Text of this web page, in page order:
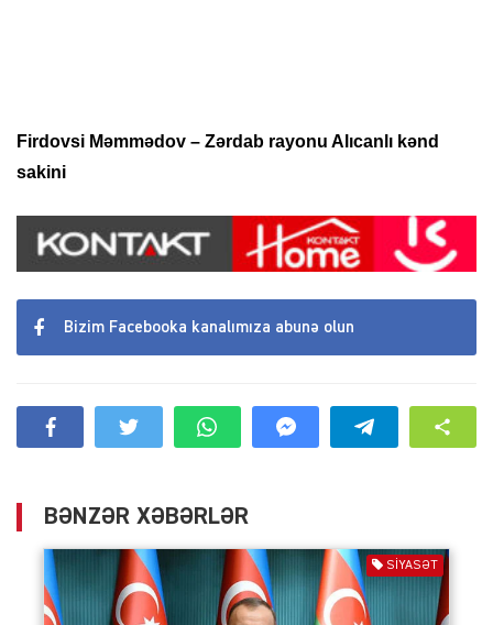
Firdovsi Məmmədov – Zərdab rayonu Alıcanlı kənd
sakini
Bizim Facebooka kanalımıza abunə olun
BƏNZƏR XƏBƏRLƏR
SIYASƏT